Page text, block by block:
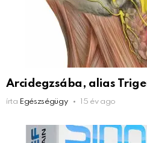
Arcidegzsába, alias
írta Egészségügy 15 év ago